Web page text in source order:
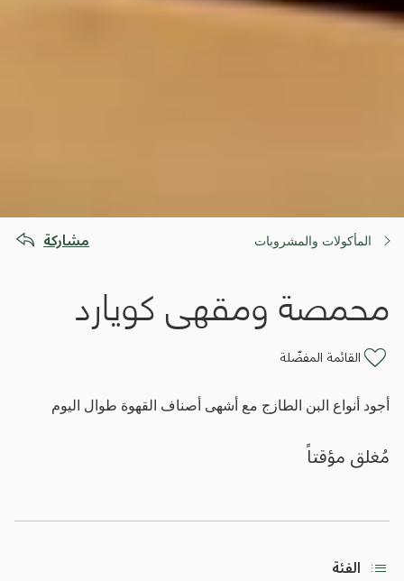
المأكولات والمشروبات مشاركة
محمصة ومقهى كويارد
القائمة المفضّلة
أجود أنواع البن الطازج مع أشهى أصناف القهوة طوال اليوم
مُغلق مؤقتاً
الفئة